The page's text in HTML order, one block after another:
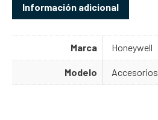
Información adicional
Marca Honeywell
Modelo Accesorios